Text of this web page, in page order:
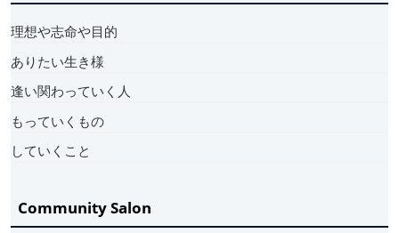
理想や志命や目的
ありたい生き様
逢い関わっていく人
もっていくもの
していくこと
Community Salon